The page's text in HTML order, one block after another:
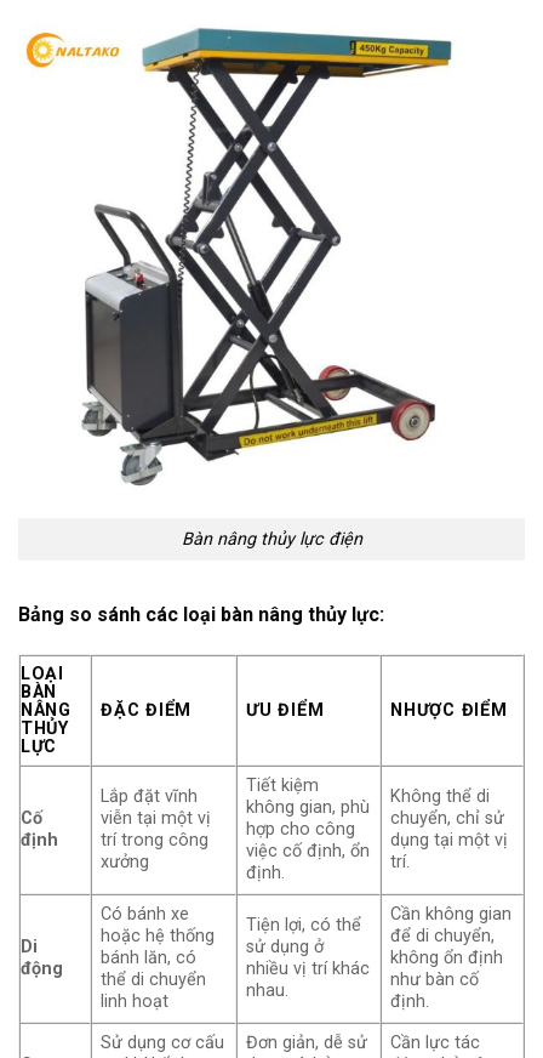
Bàn nâng thủy lực điện
Bảng so sánh các loại bàn nâng thủy lực:
LOẠI
BÀN
NÂNG
THỦY
LỰC
ĐẶC ĐIỂM ƯU ĐIỂM NHƯỢC ĐIỂM
Cố
định
Lắp đặt vĩnh
viễn tại một vị
trí trong công
xưởng
Tiết kiệm
không gian, phù
hợp cho công
việc cố định, ổn
định.
Không thể di
chuyển, chỉ sử
dụng tại một vị
trí.
Di
động
Có bánh xe
hoặc hệ thống
bánh lăn, có
thể di chuyển
linh hoạt
Tiện lợi, có thể
sử dụng ở
nhiều vị trí khác
nhau.
Cần không gian
để di chuyển,
không ổn định
như bàn cố
định.
Sử dụng cơ cấu
Đơn giản, dễ sử
Cần lực tác